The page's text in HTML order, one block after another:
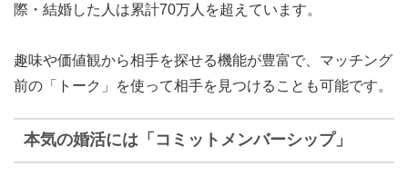
際・結婚した人は累計70万人 を超えています。
趣味や価値観から相手を探せる機能が豊富で、マッチング
前の「トーク」を使って相手を見つけることも可能です。
本気の婚活には「コミットメンバーシップ」